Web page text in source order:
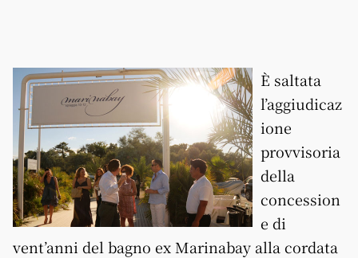
È saltata
l’aggiudicaz
ione
provvisoria
della
concession
e di
vent’anni del bagno ex Marinabay alla cordata